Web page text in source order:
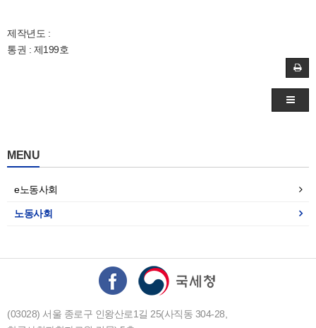
제작년도 :
통권 : 제199호
MENU
e노동사회
노동사회
(03028) 서울 종로구 인왕산로1길 25(사직동 304-28,